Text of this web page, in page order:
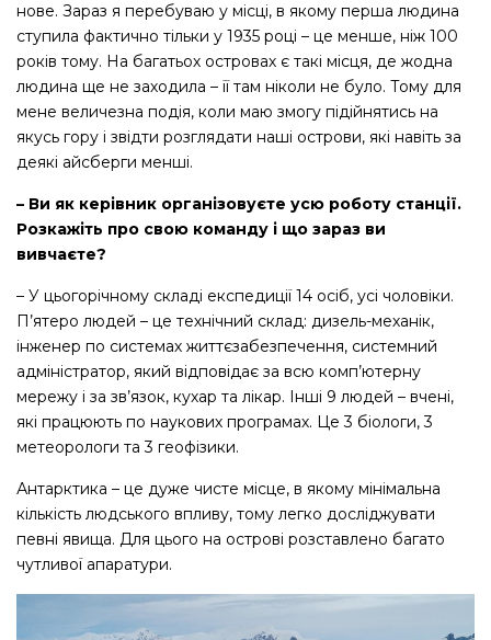
нове. Зараз я перебуваю у місці, в якому перша людина
ступила фактично тільки у 1935 році – це менше, ніж 100
років тому. На багатьох островах є такі місця, де жодна
людина ще не заходила – її там ніколи не було. Тому для
мене величезна подія, коли маю змогу підійнятись на
якусь гору і звідти розглядати наші острови, які навіть за
деякі айсберги менші.
– Ви як керівник організовуєте усю роботу станції.
Розкажіть про свою команду і що зараз ви
вивчаєте?
– У цьогорічному складі експедиції 14 осіб, усі чоловіки.
П’ятеро людей – це технічний склад: дизель-механік,
інженер по системах життєзабезпечення, системний
адміністратор, який відповідає за всю комп’ютерну
мережу і за зв’язок, кухар та лікар. Інші 9 людей – вчені,
які працюють по наукових програмах. Це 3 біологи, 3
метеорологи та 3 геофізики.
Антарктика – це дуже чисте місце, в якому мінімальна
кількість людського впливу, тому легко досліджувати
певні явища. Для цього на острові розставлено багато
чутливої апаратури.